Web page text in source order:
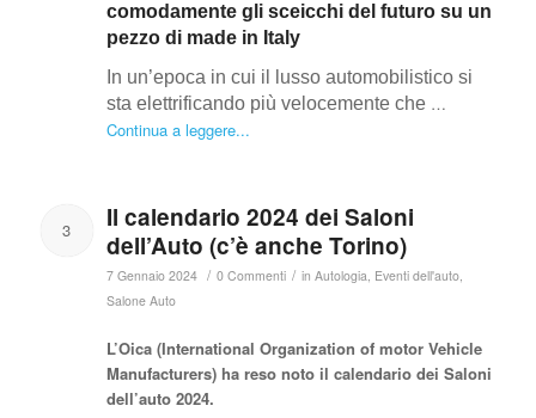
comodamente gli sceicchi del futuro su un
pezzo di made in Italy
In un’epoca in cui il lusso automobilistico si
sta elettrificando più velocemente che …
Continua a leggere...
3
Il calendario 2024 dei Saloni
dell’Auto (c’è anche Torino)
7 Gennaio 2024 / 0 Commenti / in Autologia, Eventi dell'auto,
Salone Auto
L’Oica (International Organization of motor Vehicle
Manufacturers) ha reso noto il calendario dei Saloni
dell’auto 2024.